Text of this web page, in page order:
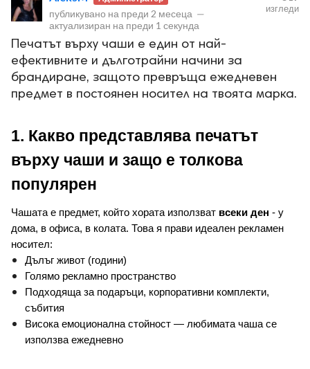
публикувано на преди 2 месеца —
актуализиран на преди 1 секунда
изгледи
Печатът върху чаши е един от най-
ефективните и дълготрайни начини за
брандиране, защото превръща ежедневен
предмет в постоянен носител на твоята марка.
1. Какво представлява печатът
върху чаши и защо е толкова
популярен
Чашата е предмет, който хората използват всеки ден - у
дома, в офиса, в колата. Това я прави идеален рекламен
носител:
Дълъг живот (години)
Голямо рекламно пространство
Подходяща за подаръци, корпоративни комплекти,
събития
Висока емоционална стойност — любимата чаша се
използва ежедневно